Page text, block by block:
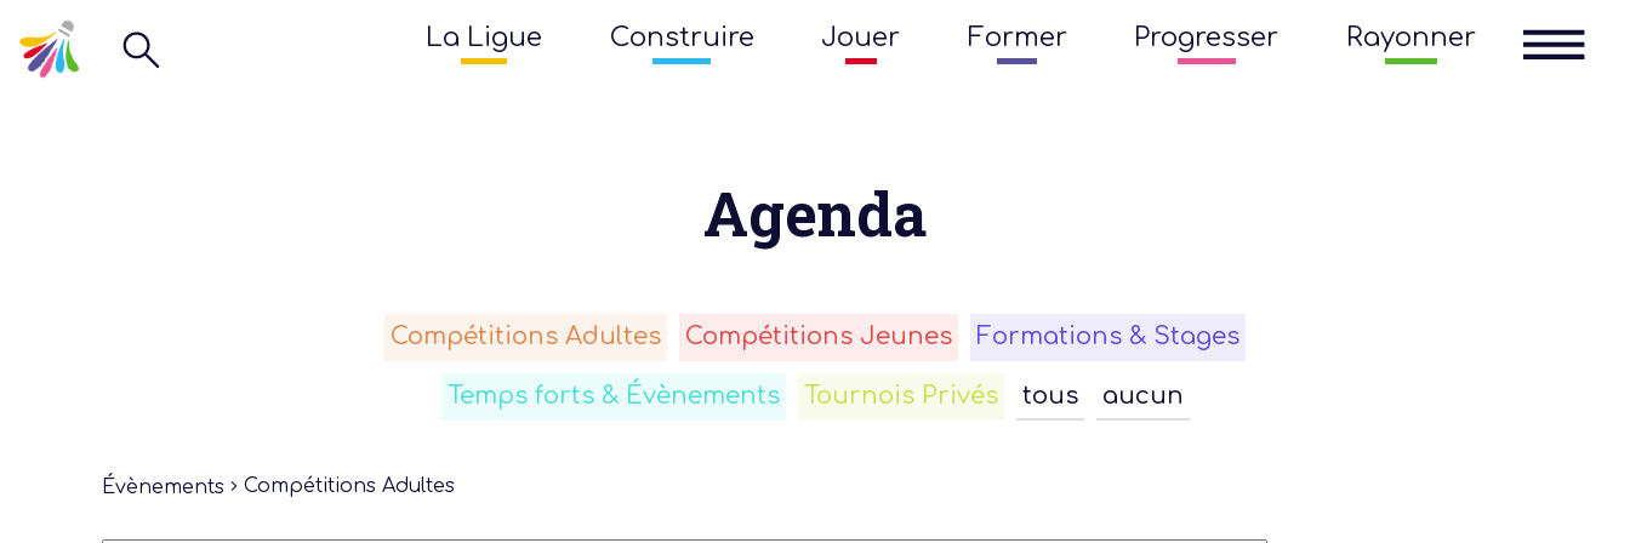
La Ligue Construire Jouer Former Progresser Rayonner
Agenda
Compétitions Adultes Compétitions Jeunes Formations & Stages
Temps forts & Évènements Tournois Privés tous aucun
Évènements Compétitions Adultes